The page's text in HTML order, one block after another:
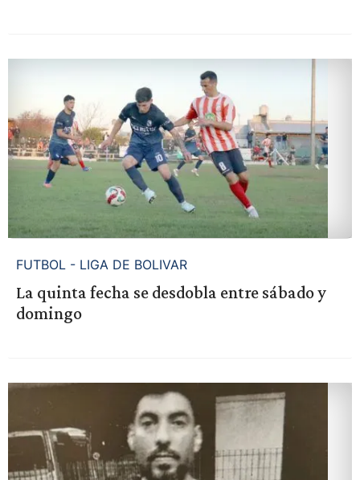
FUTBOL - LIGA DE BOLIVAR
La quinta fecha se desdobla entre sábado y
domingo